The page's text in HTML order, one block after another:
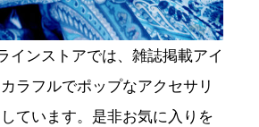
インストアでは、雑誌掲載アイ
ラフルでポップなアクセサリ
ています。是非お気に入りを